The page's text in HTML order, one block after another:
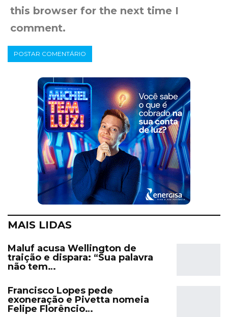
this browser for the next time I
comment.
MAIS LIDAS
Maluf acusa Wellington de
traição e dispara: “Sua palavra
não tem…
Francisco Lopes pede
exoneração e Pivetta nomeia
Felipe Florêncio…